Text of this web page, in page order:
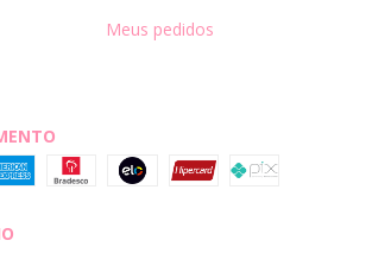
Meus pedidos